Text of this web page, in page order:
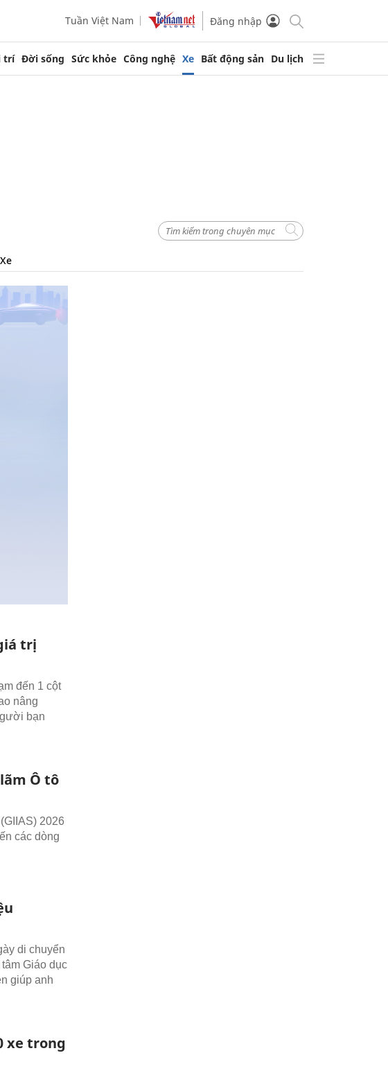
Tuần Việt Nam Đăng nhập
trí Đời sống Sức khỏe Công nghệ Xe Bất động sản Du lịch
trị
đến 1 cột
nâng
bạn
Ô tô
2026
các dòng
di chuyển
Giáo dục
giúp anh
xe trong